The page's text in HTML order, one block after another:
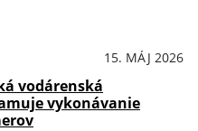
15. MÁJ 2026
vodárenská
vykonávanie